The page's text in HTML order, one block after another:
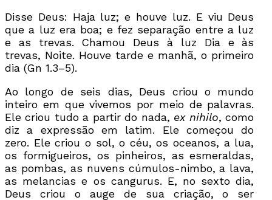
Disse Deus: Haja luz; e houve luz. E viu Deus
que a luz era boa; e fez separação entre a luz
e as trevas. Chamou Deus à luz Dia e às
trevas, Noite. Houve tarde e manhã, o primeiro
dia (Gn 1.3–5).
Ao longo de seis dias, Deus criou o mundo
inteiro em que vivemos por meio de palavras.
Ele criou tudo a partir do nada, ex nihilo, como
diz a expressão em latim. Ele começou do
zero. Ele criou o sol, o céu, os oceanos, a lua,
os formigueiros, os pinheiros, as esmeraldas,
as pombas, as nuvens cúmulos-nimbo, a lava,
as melancias e os cangurus. E, no sexto dia,
Deus criou o auge de sua criação, o ser